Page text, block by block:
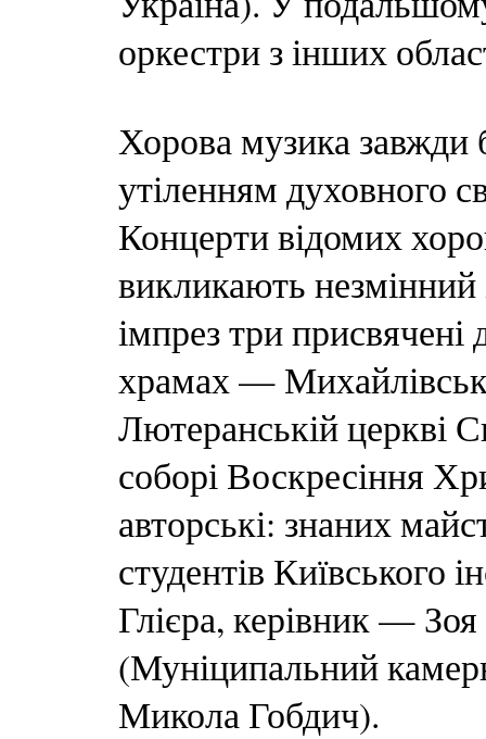
оркестри з інших
Хорова музика завжди
утіленням духовного
Концерти відомих
викликають незмінний
імпрез три
храмах —
Лютеранській церкві
соборі Воскресіння
авторські: знаних
студентів Київського
Глієра, керівник —
(Муніципальний
Микола Гобдич).